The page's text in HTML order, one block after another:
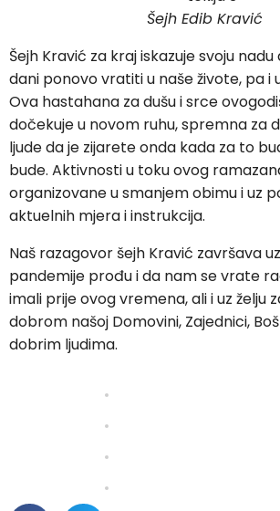
Šejh Edib Kravić
Šejh Kravić za kraj iskazuje svoju
dani ponovo vratiti u naše živote, pa i
Ova hastahana za dušu i srce
dočekuje u novom ruhu, spremna za
ljude da je zijarete onda kada za to
bude. Aktivnosti u toku ovog
organizovane u smanjem obimu i uz
aktuelnih mjera i instrukcija.
Naš razagovor šejh Kravić završava
pandemije prođu i da nam se vrate
imali prije ovog vremena, ali i uz želju
dobrom našoj Domovini, Zajednici,
dobrim ljudima.